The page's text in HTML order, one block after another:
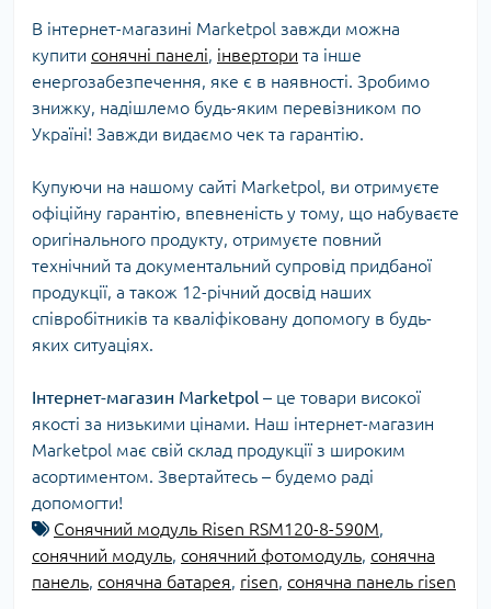
В інтернет-магазині Marketpol завжди можна
купити сонячні панелі інвертори та інше
енергозабезпечення, яке є в наявності. Зробимо
знижку, надішлемо будь-яким перевізником по
Україні! Завжди видаємо чек та гарантію.
Купуючи на нашому сайті Marketpol, ви отримуєте
офіційну гарантію, впевненість у тому, що набуваєте
оригінального продукту, отримуєте повний
технічний та документальний супровід придбаної
продукції, а також 12-річний досвід наших
співробітників та кваліфіковану допомогу в будь-
яких ситуаціях.
Інтернет-магазин Marketpol – це товари високої
якості за низькими цінами. Наш інтернет-магазин
Marketpol має свій склад продукції з широким
асортиментом. Звертайтесь – будемо раді
допомогти!
Сонячний модуль Risen RSM120-8-590M
сонячний модуль сонячний фотомодуль сонячна
панель сонячна батарея risen сонячна панель risen